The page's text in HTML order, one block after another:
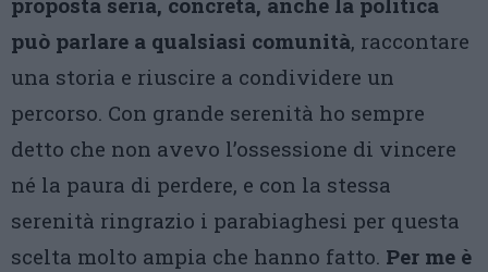
può parlare a qualsiasi comunità, raccontare
una storia e riuscire a condividere un
percorso. Con grande serenità ho sempre
detto che non avevo l’ossessione di vincere
né la paura di perdere, e con la stessa
serenità ringrazio i parabiaghesi per questa
scelta molto ampia che hanno fatto. Per me è